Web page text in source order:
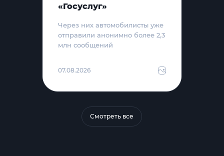
«Госуслуг»
Через них автомобилисты уже
отправили анонимно более 2,3
млн сообщений
07.08.2026
Смотреть все